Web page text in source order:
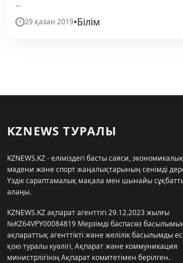
...
29 қазан 2019•Білім
KZNEWS ТУРАЛЫ
KZNEWS.KZ - еліміздегі басты саяси,
мәдени және спорт жаңалықтарының сенімді
Үздік сараптамалық мақала мен шынайы
алаңы.
KZNEWS.KZ ақпарат агенттігі 29.12.2023 жылғы
№KZ64VPY00084819 Мерзімді баспасөз
ақпараттық агенттікті және желілік басылымды
қою туралы куәлігі, Ақпарат және коммуникация
министрлігінің Ақпарат комитетімен берілген.